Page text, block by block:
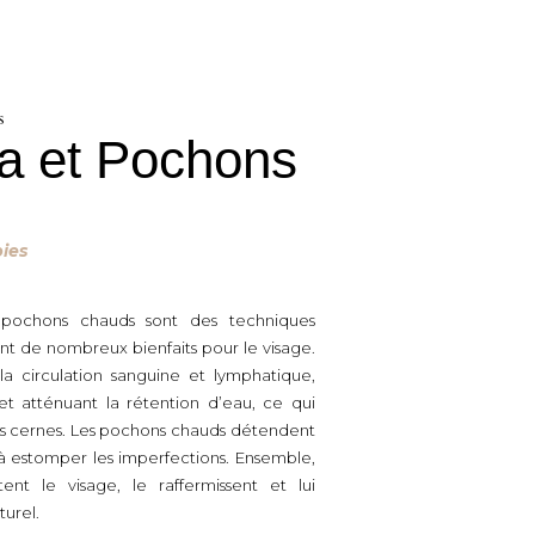
et Pochons
chauds sont des techniques
de nombreux bienfaits pour le visage.
circulation sanguine et lymphatique,
atténuant la rétention d’eau, ce qui
cernes. Les pochons chauds détendent
estomper les imperfections. Ensemble,
le visage, le raffermissent et lui